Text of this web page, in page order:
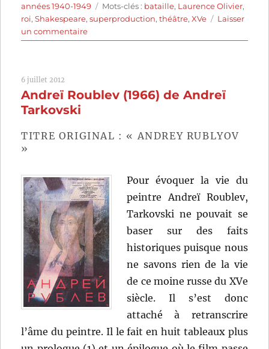
le
années 1940-1949
Étiquettes
Mots-clés : bataille, Laurence Olivier,
roi,Shakespeare,superproduction,théâtre,XVe
Laisser
un commentairesur
Henry
Laurence
6 juillet 2012
Andreï Roublev (1966) de Andreï
Tarkovski
TITRE ORIGINAL : « ANDREY RUBLYOV
»
Pour évoquer la vie du
peintre Andreï Roublev,
Tarkovski ne pouvait se
baser sur des faits
historiques puisque nous
ne savons rien de la vie
de ce moine russe du XVe
siècle. Il s’est donc
attaché à retranscrire
l’âme du peintre. Il le fait en huit tableaux plus